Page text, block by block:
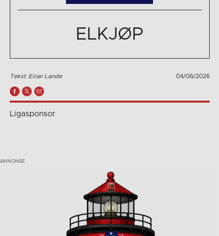
ELKJØP
Tekst: Einar Lande 04/06/2026
Ligasponsor